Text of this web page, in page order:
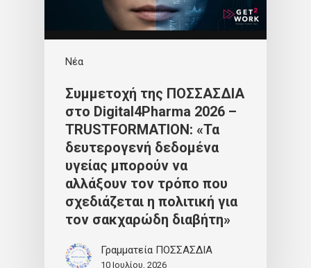
Νέα
Συμμετοχή της ΠΟΣΣΑΣΔΙΑ
στο Digital4Pharma 2026 –
TRUSTFORMATION: «Τα
δευτερογενή δεδομένα
υγείας μπορούν να
αλλάξουν τον τρόπο που
σχεδιάζεται η πολιτική για
τον σακχαρώδη διαβήτη»
Γραμματεία ΠΟΣΣΑΣΔΙΑ
10 Ιουλίου, 2026